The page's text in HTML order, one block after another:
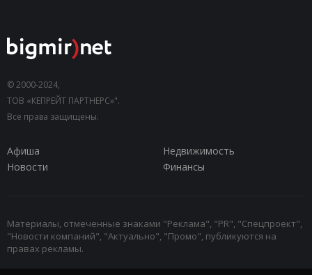
© 2000-2024,
ТОВ «КЕПРЕЙТ ПАРТНЕРС»".
Все права защищены.
Афиша
Недвижимость
Новости
Финансы
Материалы, отмеченные знаками "Реклама", "PR", "Спецпроект",
"Новости компаний", "Актуально", "Промо", публикуются на
правах рекламы.